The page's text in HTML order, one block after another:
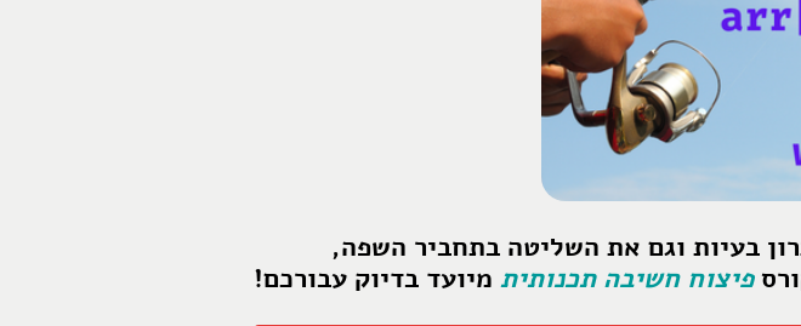
בעיות וגם את השליטה בתחביר השפה,
פיצוח חשיבה תכנותית מיועד בדיוק עבורכם!